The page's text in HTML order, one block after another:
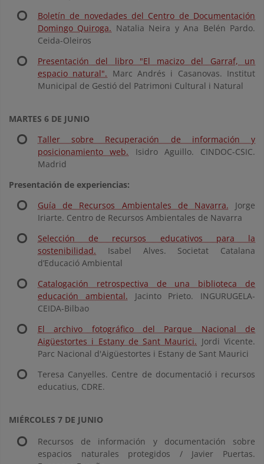
Boletín de novedades del Centro de Documentación
Domingo Quiroga. Natalia Neira y Ana Belén Pardo.
Ceida-Oleiros
Presentación del libro "El macizo del Garraf, un
espacio natural". Marc Andrés i Casanovas. Institut
Municipal de Gestió del Patrimoni Cultural i Natural
MARTES 6 DE JUNIO
Taller sobre Recuperación de información y
posicionamiento web. Isidro Aguillo. CINDOC-CSIC.
Madrid
Presentación de experiencias:
Guía de Recursos Ambientales de Navarra. Jorge
Iriarte. Centro de Recursos Ambientales de Navarra
Selección de recursos educativos para la
sostenibilidad. Isabel Alves. Societat Catalana
d’Educació Ambiental
Catalogación retrospectiva de una biblioteca de
educación ambiental. Jacinto Prieto. INGURUGELA-
CEIDA-Bilbao
El archivo fotográfico del Parque Nacional de
Aigüestortes i Estany de Sant Maurici. Jordi Vicente.
Parc Nacional d'Aigüestortes i Estany de Sant Maurici
Teresa Canyelles. Centre de documentació i recursos
educatius, CDRE.
MIÉRCOLES 7 DE JUNIO
Recursos de información y documentación sobre
espacios naturales protegidos / Javier Puertas.